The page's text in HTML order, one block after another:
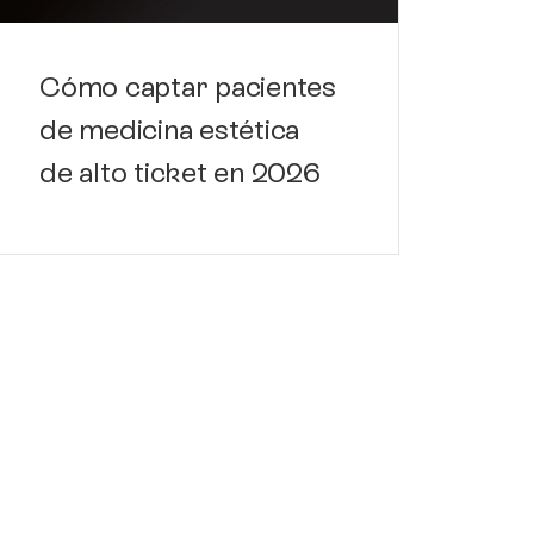
Cómo captar pacientes
de medicina estética
de alto ticket en 2026